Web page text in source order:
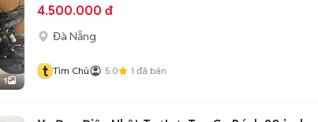
1
4.500.000 đ
Đà Nẵng
t Tìm Chủ 5.0 1 đã bán